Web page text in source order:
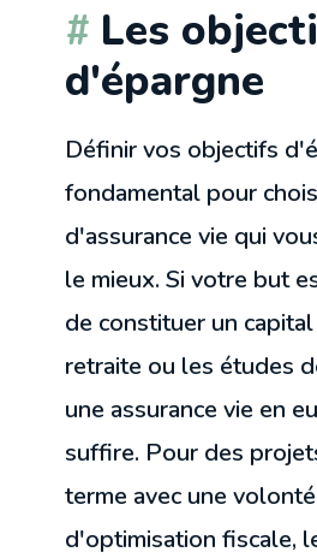
Les
d'épargne
Définir vos objectifs
fondamental pour
d'assurance vie qui
le mieux. Si votre but
de constituer un
retraite ou les études
une assurance vie en
suffire. Pour des
terme avec une volonté
d'optimisation fiscale,